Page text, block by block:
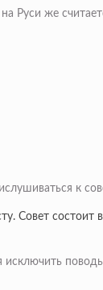
Руси же
к
Совет состоит
исключить